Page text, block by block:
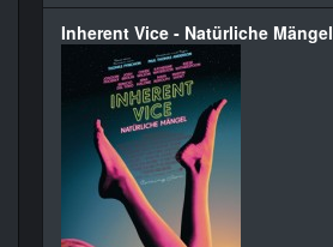
Inherent Vice - Natürliche Mängel